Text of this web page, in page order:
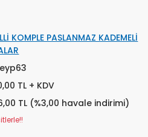
KOMPLE PASLANMAZ KADEMELİ
TL + KDV
TL (%3,00 havale indirimi)